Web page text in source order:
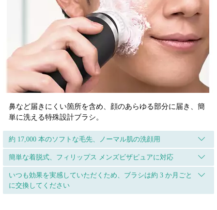
鼻など届きにくい箇所を含め、顔のあらゆる部分に届き、簡
単に洗える特殊設計ブラシ。
約 17,000 本のソフトな毛先、ノーマル肌の洗顔用
簡単な着脱式、フィリップス メンズビザピュアに対応
いつも効果を実感していただくため、ブラシは約 3 か月ごと
に交換してください